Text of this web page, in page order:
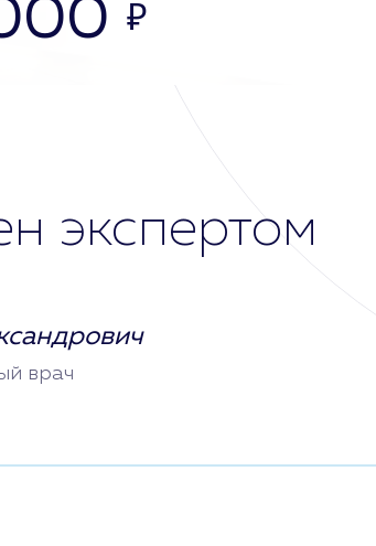
₽
экспертом
врач